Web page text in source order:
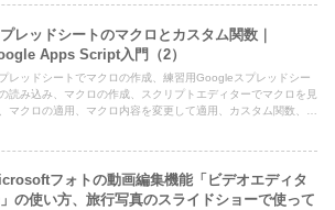
レッドシートのマクロとカスタム関数｜
Apps Script入門（2）
レッドシートでマクロの作成、練習用Googleスプレッドシー
の読み込み、マクロの作成、スクリプトエディターでマクロを見
マクロの適用、マクロ内容を変更して適用、カスタム関数、フ
どについて解説した記事です。
フォトの動画編集機能「ビデオエディタ
の使い方、旅行写真のスライドショーで使って